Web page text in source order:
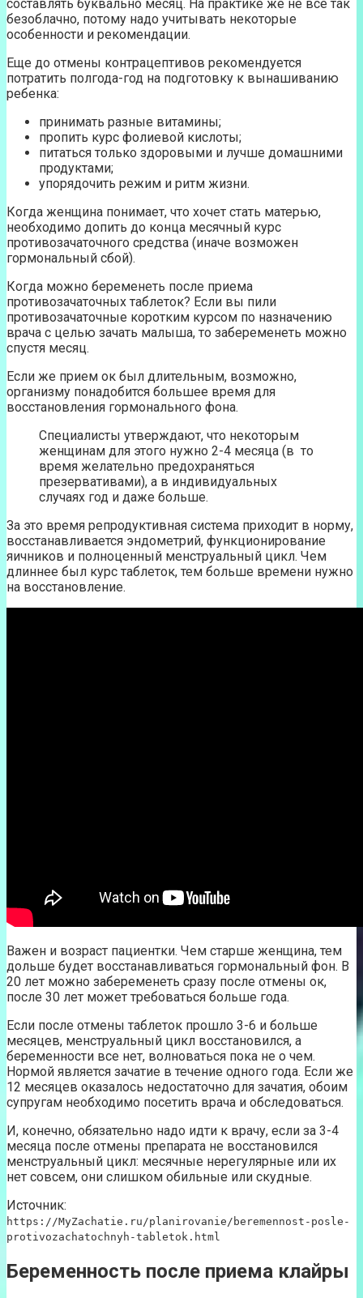
составлять буквально месяц. На практике же не все так
безоблачно, потому надо учитывать некоторые
особенности и рекомендации.
Еще до отмены контрацептивов рекомендуется
потратить полгода-год на подготовку к вынашиванию
ребенка:
принимать разные витамины;
пропить курс фолиевой кислоты;
питаться только здоровыми и лучше домашними
продуктами;
упорядочить режим и ритм жизни.
Когда женщина понимает, что хочет стать матерью,
необходимо допить до конца месячный курс
противозачаточного средства (иначе возможен
гормональный сбой).
Когда можно беременеть после приема
противозачаточных таблеток? Если вы пили
противозачаточные коротким курсом по назначению
врача с целью зачать малыша, то забеременеть можно
спустя месяц.
Если же прием ок был длительным, возможно,
организму понадобится большее время для
восстановления гормонального фона.
Специалисты утверждают, что некоторым
женщинам для этого нужно 2-4 месяца (в то
время желательно предохраняться
презервативами), а в индивидуальных
случаях год и даже больше.
За это время репродуктивная система приходит в норму,
восстанавливается эндометрий, функционирование
яичников и полноценный менструальный цикл. Чем
длиннее был курс таблеток, тем больше времени нужно
на восстановление.
Важен и возраст пациентки. Чем старше женщина, тем
дольше будет восстанавливаться гормональный фон. В
20 лет можно забеременеть сразу после отмены ок,
после 30 лет может требоваться больше года.
Если после отмены таблеток прошло 3-6 и больше
месяцев, менструальный цикл восстановился, а
беременности все нет, волноваться пока не о чем.
Нормой является зачатие в течение одного года. Если же
12 месяцев оказалось недостаточно для зачатия, обоим
супругам необходимо посетить врача и обследоваться.
И, конечно, обязательно надо идти к врачу, если за 3-4
месяца после отмены препарата не восстановился
менструальный цикл: месячные нерегулярные или их
нет совсем, они слишком обильные или скудные.
Источник:
https://MyZachatie.ru/planirovanie/beremennost-posle-
protivozachatochnyh-tabletok.html
Беременность после приема клайры